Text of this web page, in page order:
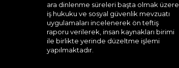
ara dinlenme süreleri başta olmak üzere
iş hukuku ve sosyal güvenlik mevzuatı
uygulamaları incelenerek ön teftiş
raporu verilerek, insan kaynakları birimi
ile birlikte yerinde düzeltme işlemi
yapılmaktadır.